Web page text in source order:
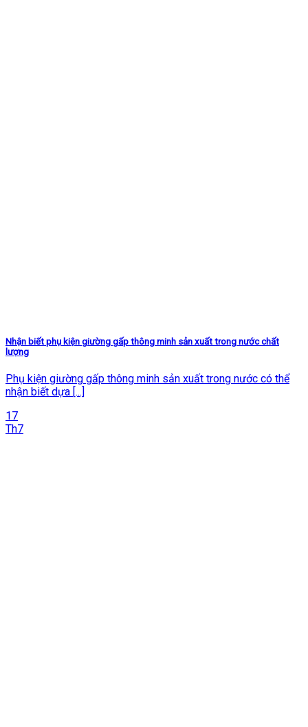
Nhận biết phụ kiện giường gấp thông minh sản xuất trong nước chất
lượng
Phụ kiện giường gấp thông minh sản xuất trong nước có thể
nhận biết dựa [...]
17
Th7